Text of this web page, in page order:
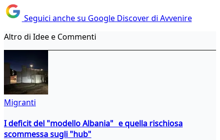
Seguici anche su Google Discover di Avvenire
Altro di Idee e Commenti
Migranti
I deficit del "modello Albania" e quella rischiosa
scommessa sugli "hub"